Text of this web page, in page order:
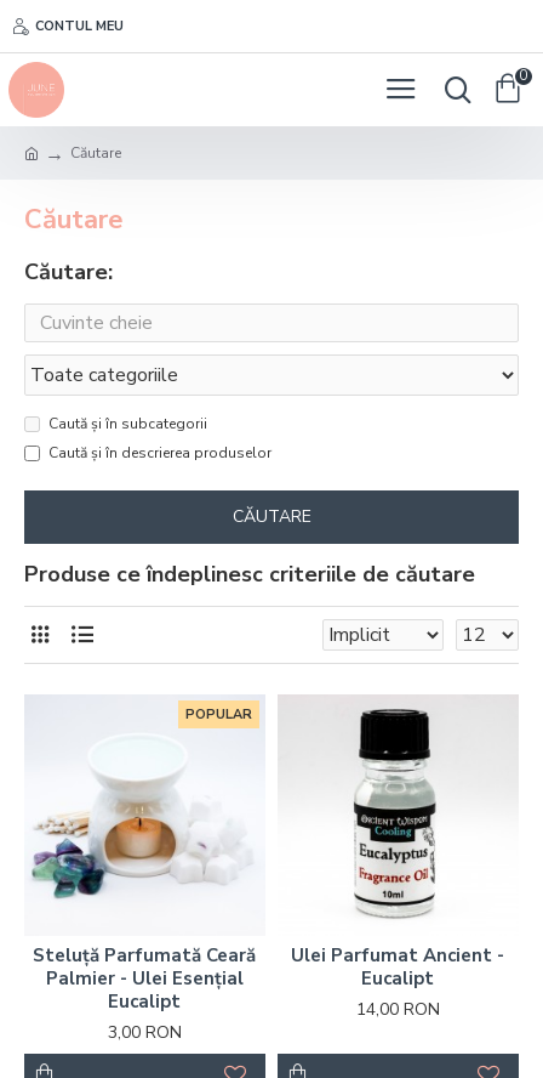
CONTUL MEU
0
Căutare
Căutare
Căutare:
Caută și în subcategorii
Caută și în descrierea produselor
CĂUTARE
Produse ce îndeplinesc criteriile de căutare
POPULAR
Steluță Parfumată Ceară
Palmier - Ulei Esențial
Eucalipt
3,00 RON
Ulei Parfumat Ancient -
Eucalipt
14,00 RON